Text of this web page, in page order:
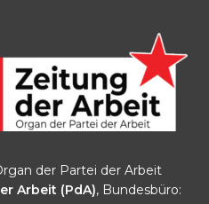
der Partei der Arbeit
Arbeit (PdA), Bundesbüro: